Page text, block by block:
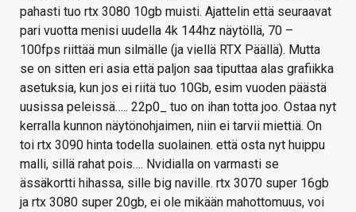
pahasti tuo rtx 3080 10gb muisti. Ajattelin että seuraavat
pari vuotta menisi uudella 4k 144hz näytöllä, 70 –
100fps riittää mun silmälle (ja viellä RTX Päällä). Mutta
se on sitten eri asia että paljon saa tiputtaa alas grafiikka
asetuksia, kun jos ei riitä tuo 10Gb, esim vuoden päästä
uusissa peleissä….. 22p0_ tuo on ihan totta joo. Ostaa nyt
kerralla kunnon näytönohjaimen, niin ei tarvii miettiä. On
toi rtx 3090 hinta todella suolainen. että osta nyt huippu
malli, sillä rahat pois…. Nvidialla on varmasti se
ässäkortti hihassa, sille big naville. rtx 3070 super 16gb
ja rtx 3080 super 20gb, ei ole mikään mahottomuus, voi